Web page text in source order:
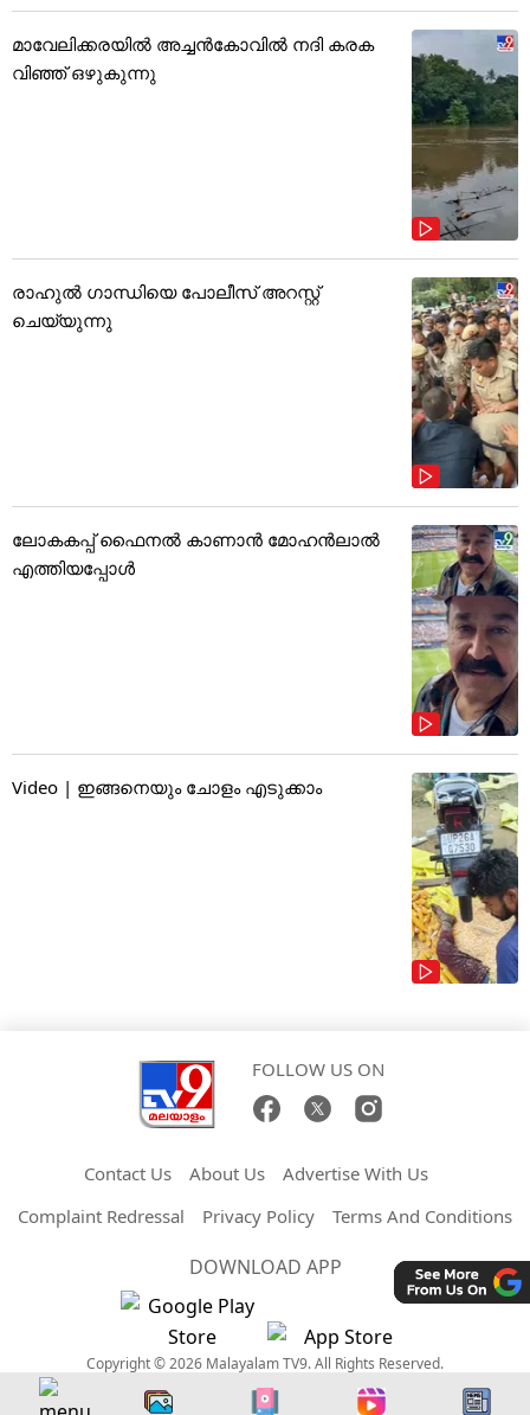
മാവേലിക്കരയിൽ അച്ചൻകോവിൽ നദി കരക
വിഞ്ഞ് ഒഴുകുന്നു
രാഹുൽ ഗാന്ധിയെ പോലീസ് അറസ്റ്റ്
ചെയ്യുന്നു
ലോകകപ്പ് ഫൈനൽ കാണാൻ മോഹൻലാൽ
എത്തിയപ്പോൾ
Video | ഇങ്ങനെയും ചോളം എടുക്കാം
FOLLOW US ON
Contact Us About Us
Advertise With Us
Complaint Redressal
Privacy Policy Terms And Conditions
DOWNLOAD APP
Copyright © 2026 Malayalam TV9. All Rights Reserved.